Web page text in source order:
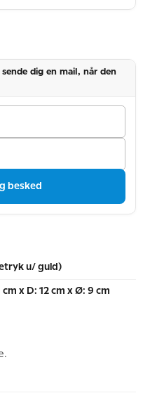
dig en mail, når den
besked
u/ guld)
cm x D: 12 cm x Ø: 9 cm